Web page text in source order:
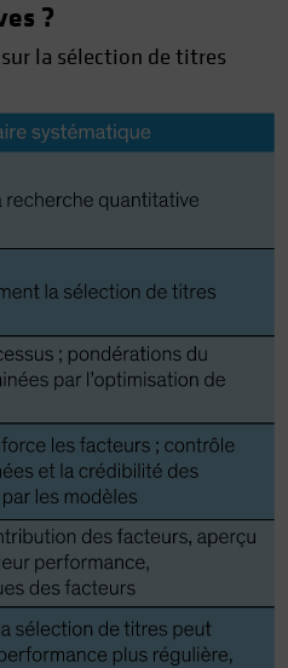
?
la sélection de titres